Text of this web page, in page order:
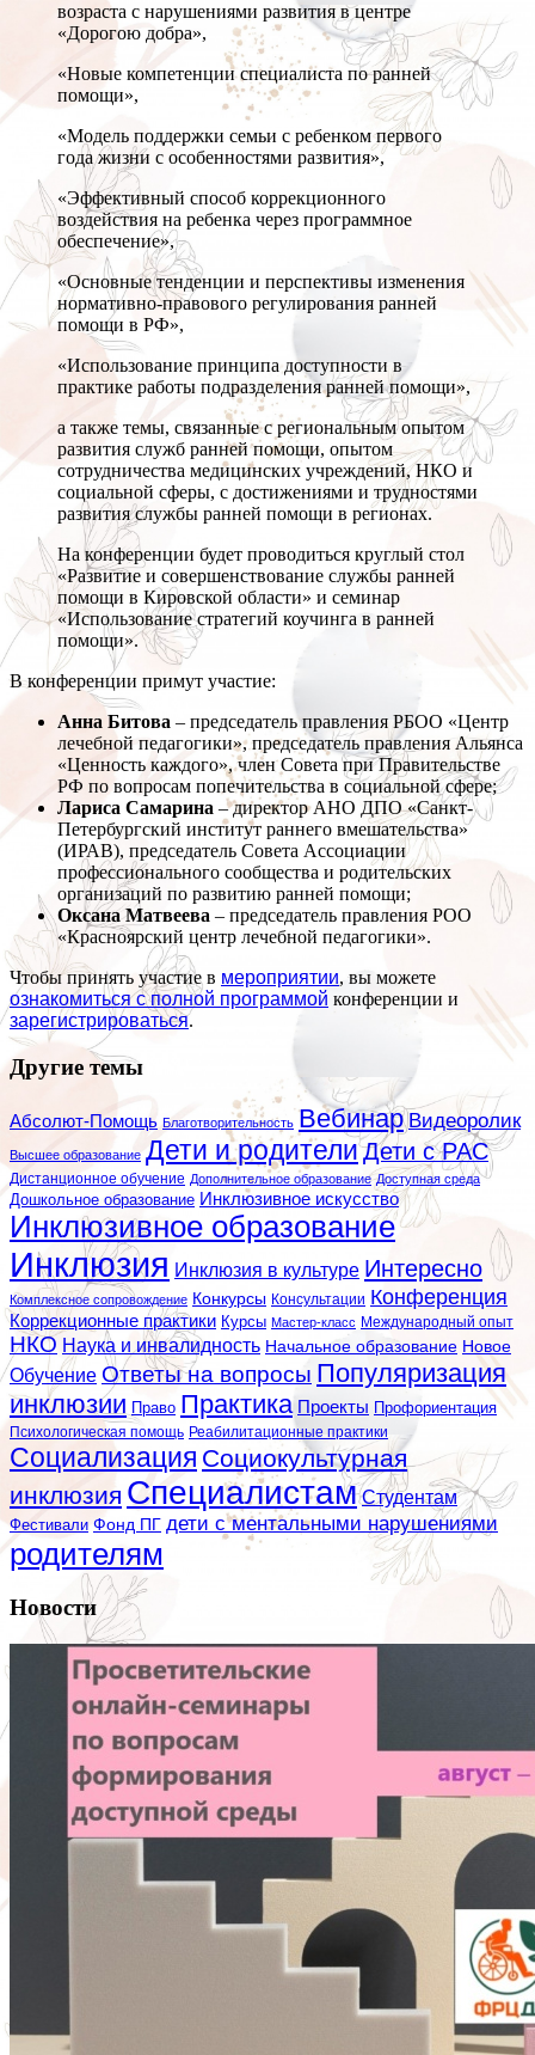
возраста с нарушениями развития в центре
«Дорогою добра»,
«Новые компетенции специалиста по ранней
помощи»,
«Модель поддержки семьи с ребенком первого
года жизни с особенностями развития»,
«Эффективный способ коррекционного
воздействия на ребенка через программное
обеспечение»,
«Основные тенденции и перспективы изменения
нормативно-правового регулирования ранней
помощи в РФ»,
«Использование принципа доступности в
практике работы подразделения ранней помощи»,
а также темы, связанные с региональным опытом
развития служб ранней помощи, опытом
сотрудничества медицинских учреждений, НКО и
социальной сферы, с достижениями и трудностями
развития службы ранней помощи в регионах.
На конференции будет проводиться круглый стол
«Развитие и совершенствование службы ранней
помощи в Кировской области» и семинар
«Использование стратегий коучинга в ранней
помощи».
В конференции примут участие:
Анна Битова – председатель правления РБОО «Центр
лечебной педагогики», председатель правления Альянса
«Ценность каждого», член Совета при Правительстве
РФ по вопросам попечительства в социальной сфере;
Лариса Самарина – директор АНО ДПО «Санкт-
Петербургский институт раннего вмешательства»
(ИРАВ), председатель Совета Ассоциации
профессионального сообщества и родительских
организаций по развитию ранней помощи;
Оксана Матвеева – председатель правления РОО
«Красноярский центр лечебной педагогики».
Чтобы принять участие в мероприятии, вы можете
ознакомиться с полной программой конференции и
зарегистрироваться.
Другие темы
Абсолют-Помощь Благотворительность Вебинар Видеоролик
Высшее образование Дети и родители Дети с РАС
Дистанционное обучение Дополнительное образование Доступная среда
Дошкольное образование Инклюзивное искусство
Инклюзивное образование
Инклюзия Инклюзия в культуре Интересно
Комплексное сопровождение Конкурсы Консультации Конференция
Коррекционные практики Курсы Мастер-класс Международный опыт
НКО Наука и инвалидность Начальное образование Новое
Обучение Ответы на вопросы Популяризация
инклюзии Право Практика Проекты Профориентация
Психологическая помощь Реабилитационные практики
Социализация Социокультурная
инклюзия Специалистам Студентам
Фестивали Фонд ПГ дети с ментальными нарушениями
родителям
Новости